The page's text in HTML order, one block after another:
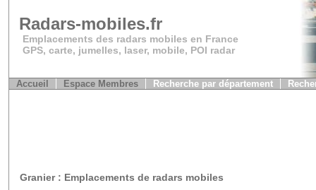
Radars-mobiles.fr
Emplacements des radars mobiles en France
GPS, carte, jumelles, laser, mobile, POI radar
Accueil Espace Membres Recherche par département
Granier : Emplacements de radars mobiles